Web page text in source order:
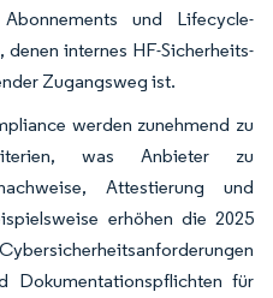
Abonnements und Lifecycle-
internes HF-Sicherheits-
Zugangsweg ist.
werden zunehmend zu
was Anbieter zu
Attestierung und
erhöhen die 2025
Dokumentationspflichten für